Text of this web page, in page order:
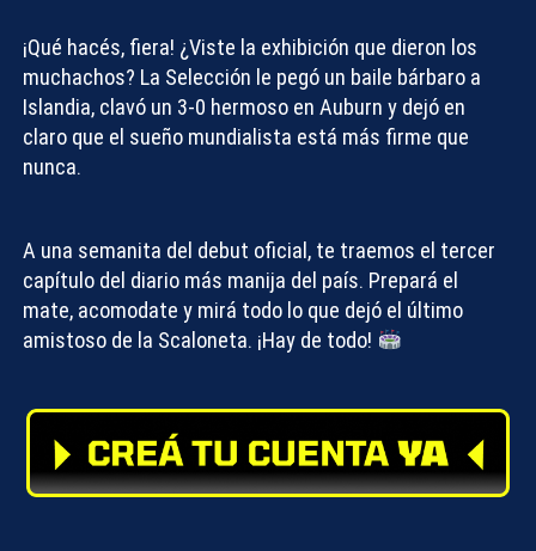
¡Qué hacés, fiera! ¿Viste la exhibición que dieron los
muchachos? La Selección le pegó un baile bárbaro a
Islandia, clavó un 3-0 hermoso en Auburn y dejó en
claro que el sueño mundialista está más firme que
nunca.
A una semanita del debut oficial, te traemos el tercer
capítulo del diario más manija del país. Prepará el
mate, acomodate y mirá todo lo que dejó el último
amistoso de la Scaloneta. ¡Hay de todo!